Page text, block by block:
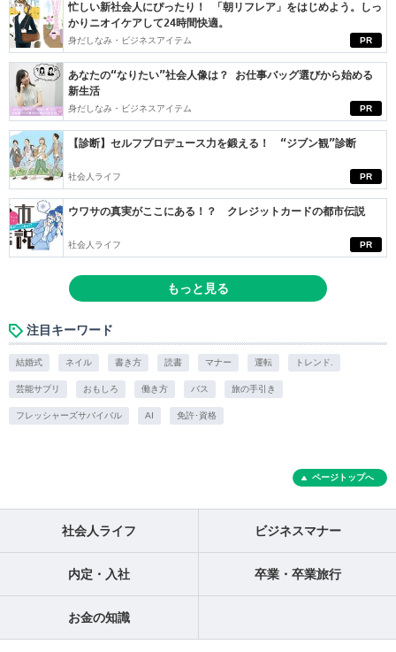
PR
忙しい新社会人にぴったり！ 「朝リフレア」をはじめよう。しっ
かりニオイケアして24時間快適。
身だしなみ・ビジネスアイテム
PR
あなたの“なりたい”社会人像は？ お仕事バッグ選びから始める
新生活
身だしなみ・ビジネスアイテム
PR
【診断】セルフプロデュース力を鍛える！ “ジブン観”診断
社会人ライフ
PR
ウワサの真実がここにある！？ クレジットカードの都市伝説
社会人ライフ
もっと見る
注目キーワード
結婚式 ネイル 書き方 読書 マナー 運転 トレンド.
芸能サプリ おもしろ 働き方 バス 旅の手引き
フレッシャーズサバイバル AI 免許･資格
ページトップへ
社会人ライフ ビジネスマナー
内定・入社 卒業・卒業旅行
お金の知識